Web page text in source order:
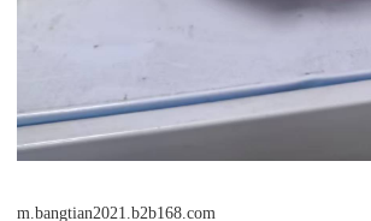
m.bangtian2021.b2b168.com